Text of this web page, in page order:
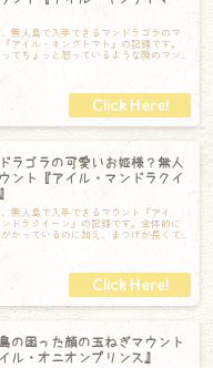
、無人島で入手できるマンドラゴラのマ
『アイル・キングトマト』の記録です。
てちょっと怒っているような顔のマン
ラゴラの可愛いお姫様？無人
ント『アイル・マンドラクイ
、無人島で入手できるマウント『アイ
ドラクイーン』の記録です。全体的に
がかっているのに加え、まつげが長くて
の困った顔の玉ねぎマウント
イル・オニオンプリンス』